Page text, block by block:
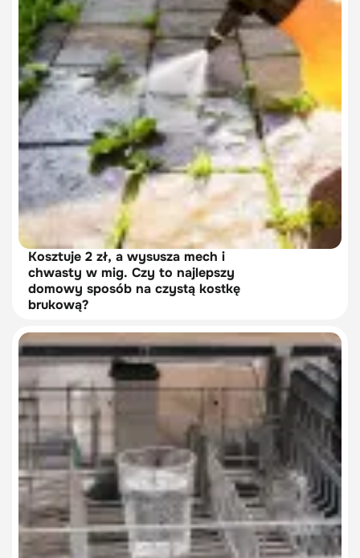
Kosztuje 2 zł, a wysusza mech i
chwasty w mig. Czy to najlepszy
domowy sposób na czystą kostkę
brukową?